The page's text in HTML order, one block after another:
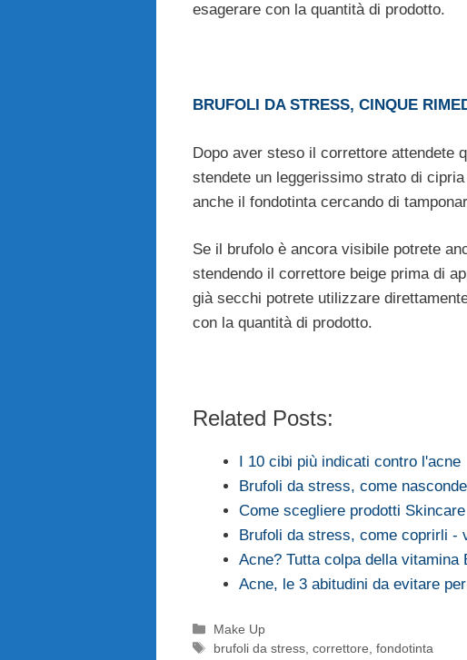
esagerare con la quantità di prodotto.
BRUFOLI DA STRESS, CINQUE
Dopo aver steso il correttore attendete
stendete un leggerissimo strato di
anche il fondotinta cercando di
Se il brufolo è ancora visibile potrete
stendendo il correttore beige prima di
già secchi potrete utilizzare
con la quantità di prodotto.
Related Posts:
I 10 cibi più indicati contro l'acne
Brufoli da stress, come
Come scegliere prodotti Skincare
Brufoli da stress, come coprirli -
Acne? Tutta colpa della vitamina
Acne, le 3 abitudini da evitare
Categorie
Make Up
Tag
brufoli da stress ,correttore ,fondotinta